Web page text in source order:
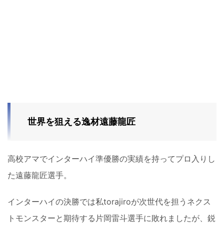
世界を狙える逸材遠藤龍匠
高校アマでインターハイ準優勝の実績を持ってプロ入りし
た遠藤龍匠選手。
インターハイの決勝では私torajiroが次世代を担うネクス
トモンスターと期待する片岡雷斗選手に敗れましたが、鋭